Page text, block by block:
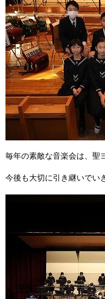
毎年の素敵な音楽会は、聖
今後も大切に引き継いでい